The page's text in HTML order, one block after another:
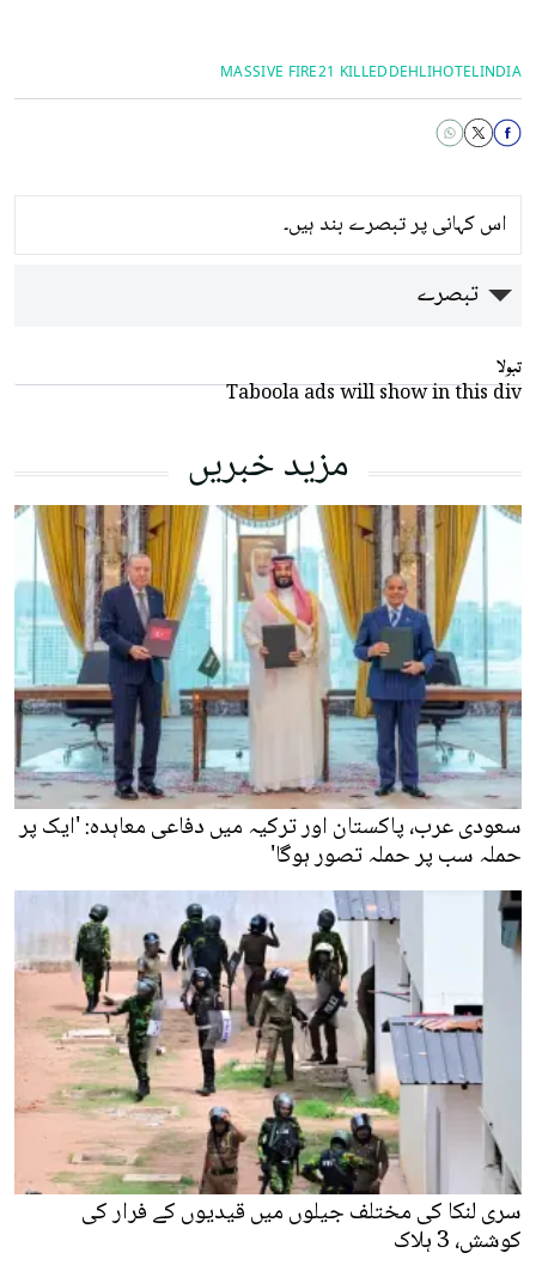
INDIA
HOTEL
DEHLI
21 KILLED
MASSIVE FIRE
اس کہانی پر تبصرے بند ہیں۔
تبصرے
تبولا
Taboola ads will show in this div
مزید خبریں
سعودی عرب، پاکستان اور ترکیہ میں دفاعی معاہدہ: 'ایک پر
حملہ سب پر حملہ تصور ہوگا'
سری لنکا کی مختلف جیلوں میں قیدیوں کے فرار کی
کوشش، 3 ہلاک